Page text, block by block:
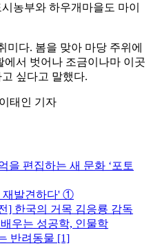
농부와 하우개마을도 마이
미다. 봄을 맞아 마당 주위에
서 벗어나 조금이나마 이곳
싶다고 말했다.
태인 기자
을 편집하는 새 문화 ‘포토
재발견하다' ①
] 한국의 거목 김응룡 감독
우는 성공학, 인물학
반려동물 [1]